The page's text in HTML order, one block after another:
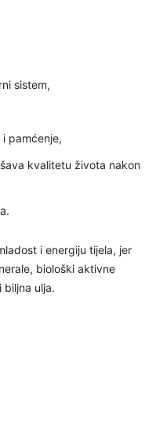
sistem,
pamćenje,
kvalitetu života nakon
i energiju tijela, jer
biološki aktivne
biljna ulja.